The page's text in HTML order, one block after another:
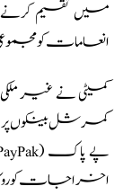
میں تقسیم کرنے
انعامات کو
کمیٹی نے غیر
کمرشل بینکوں پر
اخراجات کو